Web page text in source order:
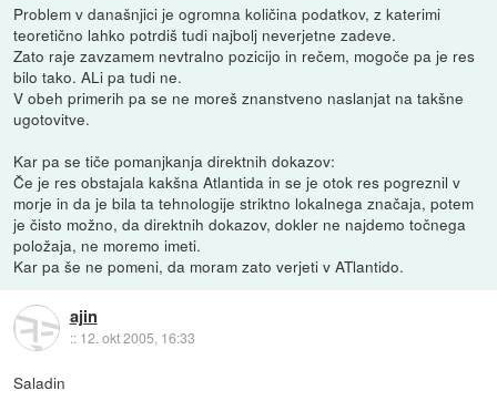
Problem v današnjici je ogromna količina podatkov, z katerimi
teoretično lahko potrdiš tudi najbolj neverjetne zadeve.
Zato raje zavzamem nevtralno pozicijo in rečem, mogoče pa je res
bilo tako. ALi pa tudi ne.
V obeh primerih pa se ne moreš znanstveno naslanjat na takšne
ugotovitve.
Kar pa se tiče pomanjkanja direktnih dokazov:
Če je res obstajala kakšna Atlantida in se je otok res pogreznil v
morje in da je bila ta tehnologije striktno lokalnega značaja, potem
je čisto možno, da direktnih dokazov, dokler ne najdemo točnega
položaja, ne moremo imeti.
Kar pa še ne pomeni, da moram zato verjeti v ATlantido.
ajin
:: 12. okt 2005, 16:33
Saladin